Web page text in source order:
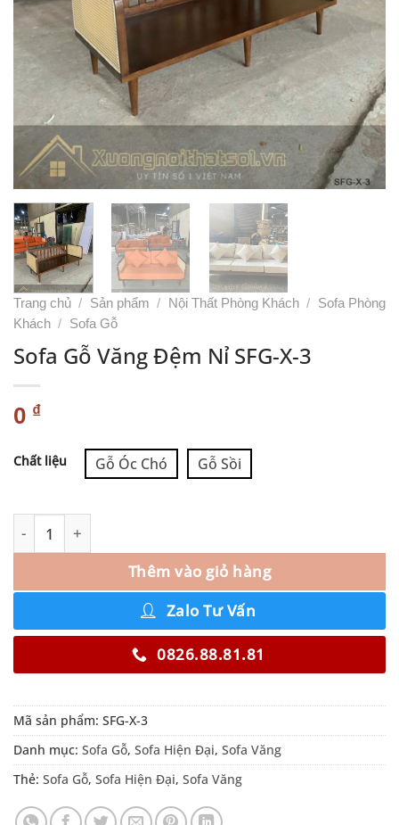
Trang chủ / Sản phẩm / Nội Thất Phòng Khách /
Sofa Phòng
Khách / Sofa Gỗ
Sofa Gỗ Văng Đệm Nỉ SFG-X-3
0 ₫
Chất liệu Gỗ Óc Chó Gỗ Sồi
Thêm vào giỏ hàng
Alternative:
Zalo Tư Vấn
0826.88.81.81
Mã sản phẩm: SFG-X-3
Danh mục: Sofa Gỗ, Sofa Hiện Đại, Sofa Văng
Thẻ: Sofa Gỗ, Sofa Hiện Đại, Sofa Văng